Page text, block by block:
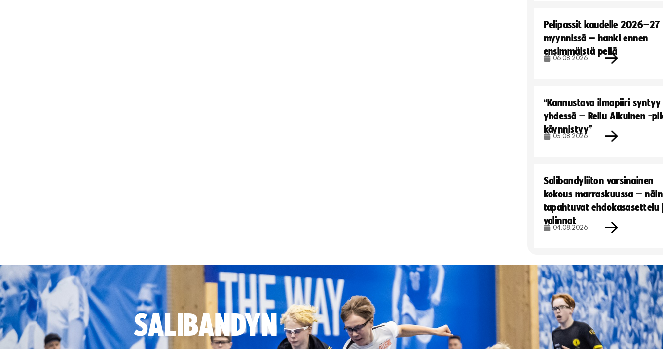
Pelipassit kaudelle
myynnissä – hanki ennen
ensimmäistä peliä
06.08.2026
“Kannustava ilmapiiri syntyy
yhdessä – Reilu Aikuinen -
käynnistyy”
05.08.2026
Salibandyliiton varsinainen
kokous marraskuussa – näin
tapahtuvat ehdokasasettelu
valinnat
04.08.2026
SALIBANDYN